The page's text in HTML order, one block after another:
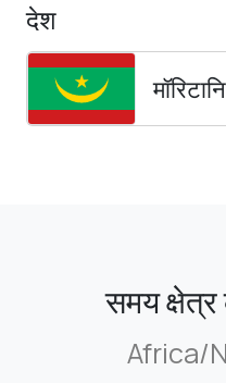
देश
समय
Africa/